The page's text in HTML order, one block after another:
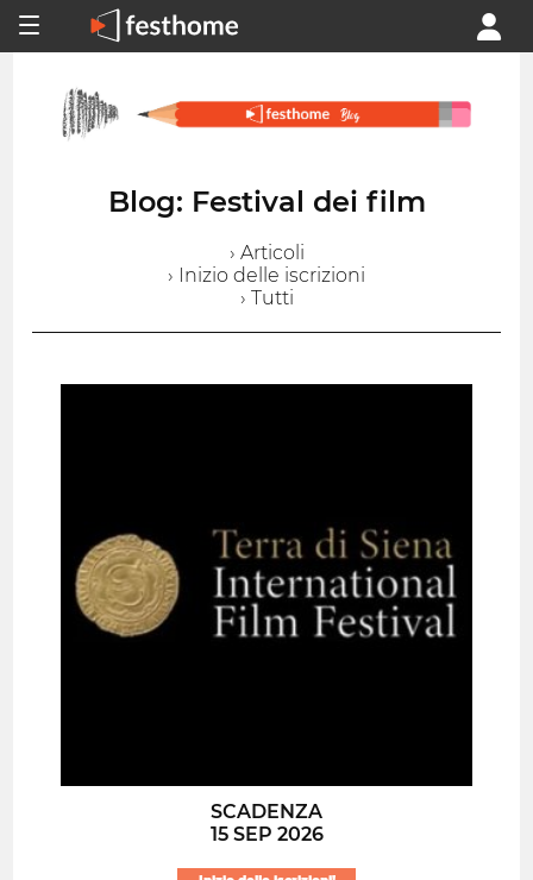
Blog: Festival dei film
› Articoli
› Inizio delle iscrizioni
› Tutti
SCADENZA
15 SEP 2026